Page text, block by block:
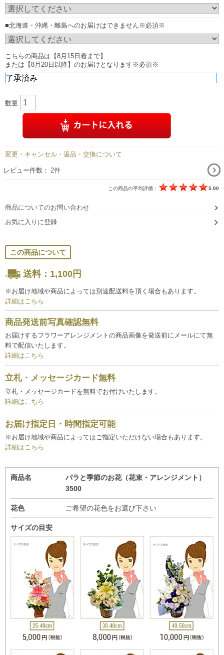
■北海道・沖縄・離島へのお届けはできません※必須※
こちらの商品は【8月15日着まで】
または【8月20日以降】のお届けとなります※必須※
数量
変更・キャンセル・返品・交換について
レビュー件数： 2件
この商品の平均評価： 5.00
商品についてのお問い合わせ
お気に入りに登録
この商品について
送料：1,100円
※お届け地域や商品によっては別途配送料を頂く場合もあります。
詳細はこちら
商品発送前写真確認無料
お届けするフラワーアレンジメントの商品画像を発送前にメールにて無
料で配信いたします。
詳細はこちら
立札・メッセージカード無料
立札・メッセージカードを無料でお付けいたします。
詳細はこちら
お届け指定日・時間指定可能
※お届け地域や商品によってはご指定いただけない場合もあります。
詳細はこちら
商品名
バラと季節のお花（花束・アレンジメント）
3500
花色 ご希望の花色をお選び下さい
サイズの目安